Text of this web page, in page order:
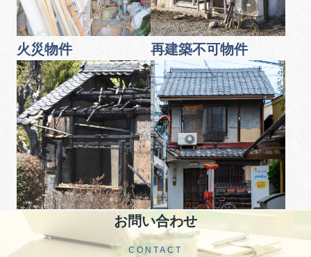
火災物件 再建築不可物件
お問い合わせ
CONTACT